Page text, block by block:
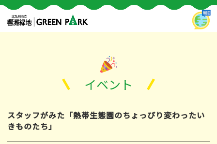
イベント
スタッフがみた「熱帯生態園のちょっぴり変わったい
きものたち」